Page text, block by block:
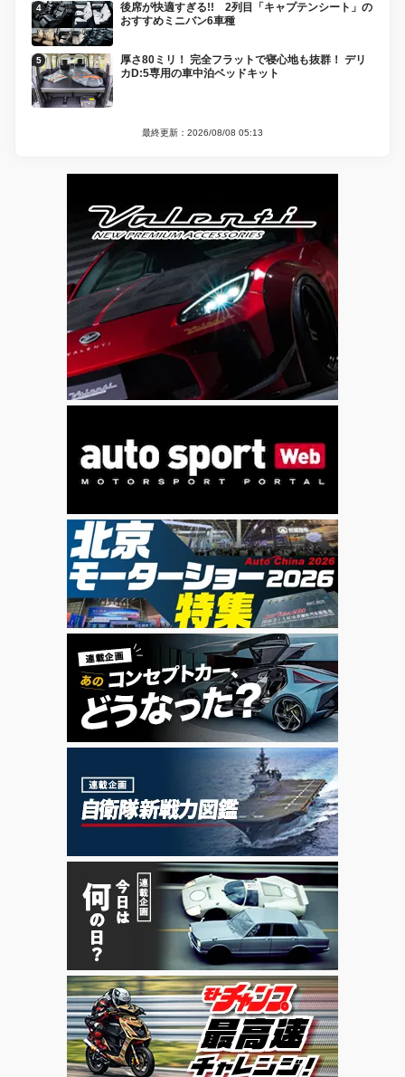
後席が快適すぎる!! 2列目「キャプテンシート」の
おすすめミニバン6車種
厚さ80ミリ！ 完全フラットで寝心地も抜群！ デリ
カD:5専用の車中泊ベッドキット
最終更新：2026/08/08 05:13